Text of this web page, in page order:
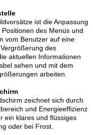
ist die Anpassung
des Menüs und
vom Benutzer auf eine
des
aktuellen Informationen
sehen und mit dem
arbeiten.
zeichnet sich durch
und Energieeffizienz
ein klares und flüssiges
oder bei Frost.